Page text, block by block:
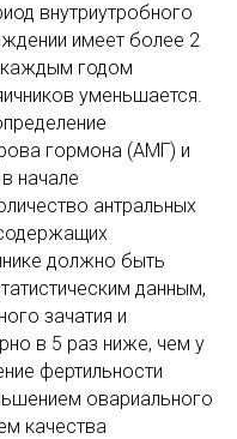
внутриутробного
имеет более 2
каждым годом
уменьшается.
гормона (АМГ) и
начале
антральных
должно быть
данным,
зачатия и
в 5 раз ниже, чем у
фертильности
овариального
качества